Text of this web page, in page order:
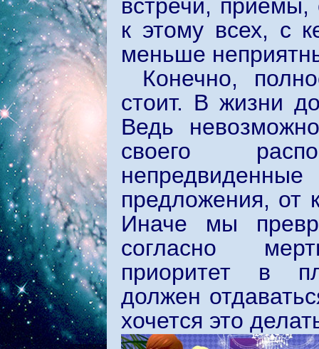
встречи, приемы,
к этому всех, с
меньше
Конечно,
стоит. В жизни
Ведь
своего
предложения, от
Иначе мы
согласно
приоритет в
должен
хочется это